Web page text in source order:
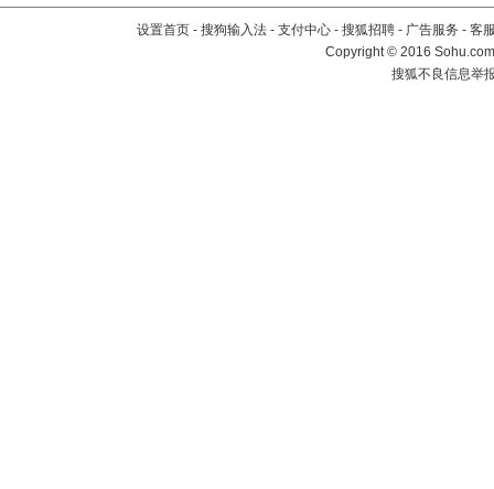
设置首页 - 搜狗输入法 - 支付中心 - 搜狐招聘 - 广告服务 - 客
Copyright©2016
搜狐不良信息举